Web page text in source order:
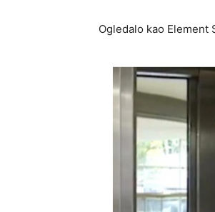
Ogledalo kao Element